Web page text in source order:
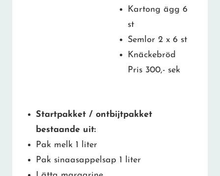
Kartong ägg 6
st
Semlor 2 x 6 st
Knäckebröd
Pris 300,- sek
Startpakket / ontbijtpakket
bestaande uit:
Pak melk 1 liter
Pak sinaasappelsap 1 liter